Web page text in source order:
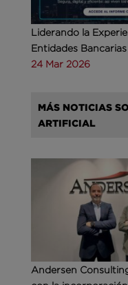
Liderando la
Entidades Bancarias
24 Mar 2026
MÁS NOTICIAS
ARTIFICIAL
Andersen